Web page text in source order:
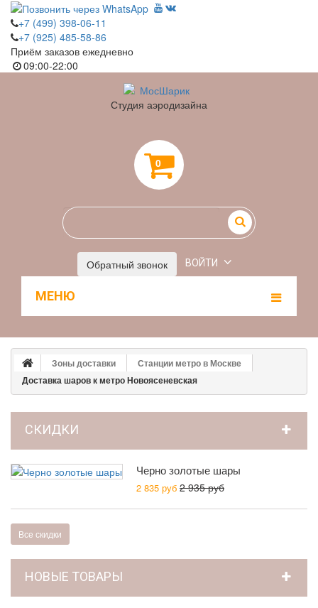
+7 (499) 398-06-11
+7 (925) 485-58-86
Приём заказов ежедневно
09:00-22:00
Студия аэродизайна
0
Обратный звонок ВОЙТИ
МЕНЮ
Зоны доставки
Станции метро в Москве
Доставка шаров к метро Новоясеневская
СКИДКИ
Черно золотые шары
2 835 руб 2 935 руб
Все скидки
НОВЫЕ ТОВАРЫ